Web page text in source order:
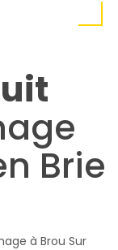
Brie
à Brou Sur